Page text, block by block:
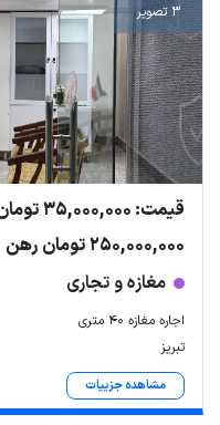
3 تصویر
قیمت: 35,000,000 تومان اجاره
250,000,000 تومان رهن
مغازه و تجاری
اجاره مغازه ۴۰ متری
تبریز
مشاهده جزییات